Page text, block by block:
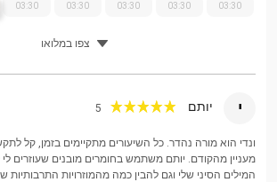
03:30
03:30
03:30
03:30
03:30
צפו במלואו
י יותם 5
ונדי הוא מורה נהדר. כל השיעורים מתקיימים בזמן, קל
מעניין מהקודם. יותם משתמש בחומרים מובנים שעוזרים
המילים הסיני שלי וגם להבין כמה מהמוזרויות